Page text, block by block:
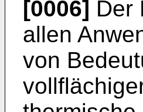
[0006] Der
allen
von